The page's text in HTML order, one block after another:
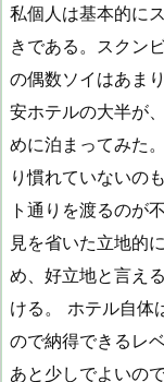
私個人は基本的に
きである。スクン
の偶数ソイはあま
安ホテルの大半が
めに泊まってみた
り慣れていないの
ト通りを渡るのが
見を省いた立地的
め、好立地と言え
ける。 ホテル自体
ので納得できるレ
あと少しでよいの